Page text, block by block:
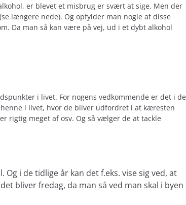
er blevet et misbrug er svært at sige. Men der
længere nede). Og opfylder man nogle af disse
Da man så kan være på vej, ud i et dybt alkohol
i livet. For nogens vedkommende er det i de
i livet, hvor de bliver udfordret i at kæresten
rigtig meget af osv. Og så vælger de at tackle
i de tidlige år kan det f.eks. vise sig ved, at
bliver fredag, da man så ved man skal i byen